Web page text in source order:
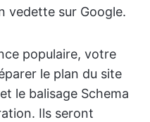
vedette sur Google.
populaire, votre
le plan du site
le balisage Schema
Ils seront